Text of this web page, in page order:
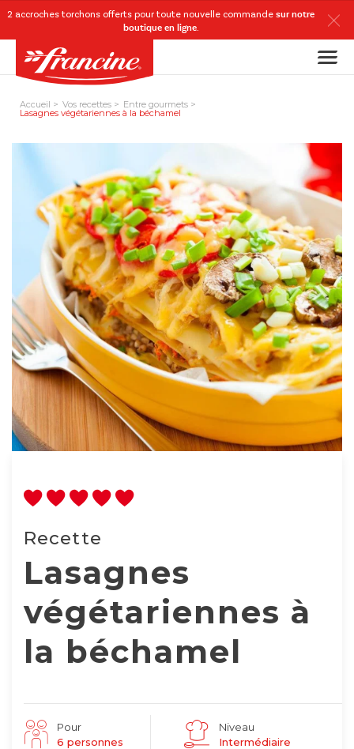
2 accroches torchons offerts pour toute nouvelle commande sur notre
boutique en ligne.
Accueil Vos recettes Entre gourmets
Lasagnes végétariennes à la béchamel
Recette
Lasagnes
végétariennes à
la béchamel
Pour
6 personnes
Niveau
Intermédiaire